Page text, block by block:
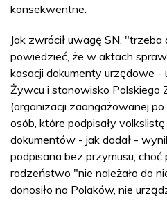
konsekwentne.
Jak zwrócił uwagę SN,
powiedzieć, że w aktach
kasacji dokumenty urzędowe -
Żywcu i stanowisko Polskiego
(organizacji zaangażowanej
osób, które podpisały
dokumentów - jak dodał -
podpisana bez przymusu,
rodzeństwo "nie należało do
donosiło na Polaków, nie